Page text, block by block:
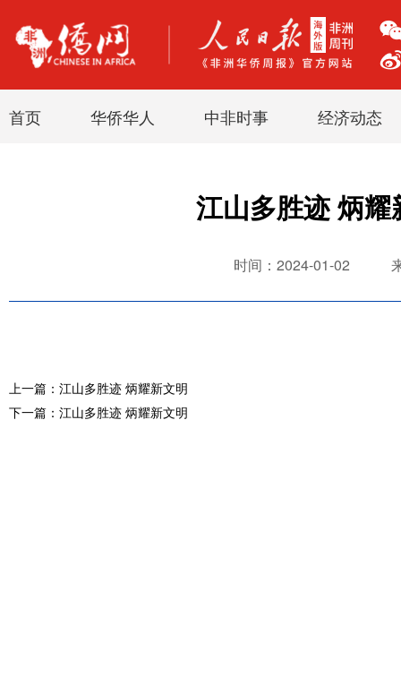
首页 华侨华人 中非时事 经济动态
江山多胜迹 炳耀
时间：2024-01-02
上一篇：江山多胜迹 炳耀新文明
下一篇：江山多胜迹 炳耀新文明